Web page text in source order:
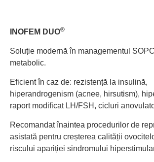
INOFEM DUO®
Soluție modernă în managementul
metabolic.
Eficient în caz de: rezistență la insulină,
hiperandrogenism (acnee, hirsutism),
raport modificat LH/FSH, cicluri
Recomandat înaintea procedurilor de
asistată pentru creșterea calității
riscului apariției sindromului